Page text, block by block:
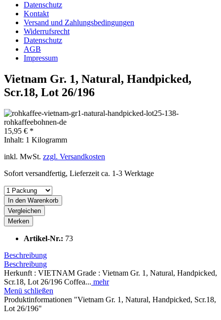
Datenschutz
Kontakt
Versand und Zahlungsbedingungen
Widerrufsrecht
Datenschutz
AGB
Impressum
Vietnam Gr. 1, Natural, Handpicked,
Scr.18, Lot 26/196
15,95 € *
Inhalt: 1 Kilogramm
inkl. MwSt. zzgl. Versandkosten
Sofort versandfertig, Lieferzeit ca. 1-3 Werktage
In den Warenkorb
Vergleichen
Merken
Artikel-Nr.: 73
Beschreibung
Beschreibung
Herkunft : VIETNAM Grade : Vietnam Gr. 1, Natural, Handpicked,
Scr.18, Lot 26/196 Coffea... mehr
Menü schließen
Produktinformationen "Vietnam Gr. 1, Natural, Handpicked, Scr.18,
Lot 26/196"